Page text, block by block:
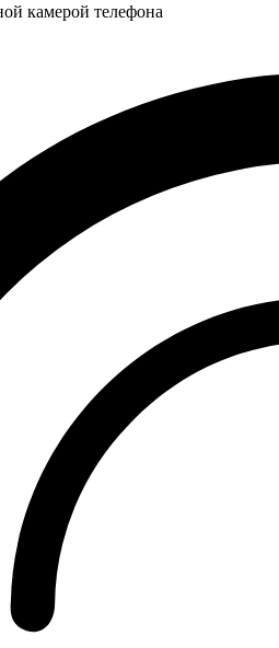
камерой телефона